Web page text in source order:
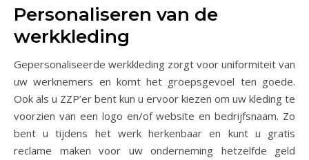
Personaliseren van de
werkkleding
Gepersonaliseerde werkkleding zorgt voor uniformiteit van
uw werknemers en komt het groepsgevoel ten goede.
Ook als u ZZP’er bent kun u ervoor kiezen om uw kleding te
voorzien van een logo en/of website en bedrijfsnaam. Zo
bent u tijdens het werk herkenbaar en kunt u gratis
reclame maken voor uw onderneming hetzelfde geld